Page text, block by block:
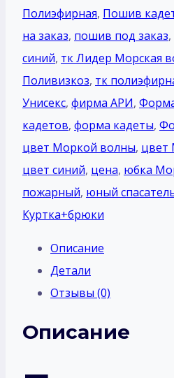
Полиэфирная, Пошив
на заказ, пошив под заказ,
синий, тк Лидер Морская
Поливизкоз, тк
Унисекс, фирма АРИ,
кадетов, форма кадеты,
цвет Моркой волны, цвет
цвет синий, цена, юбка
пожарный, юный
Куртка+брюки
Описание
Детали
Отзывы (0)
Описание